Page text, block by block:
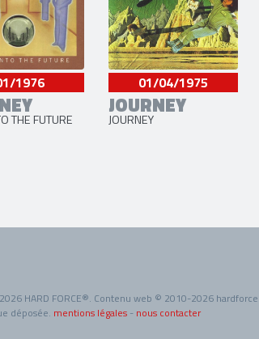
1976
THE FUTURE
01/04/1975
JOURNEY
JOURNEY
HARD FORCE®. Contenu web © 2010-2026
déposée. mentions légales - nous contacter